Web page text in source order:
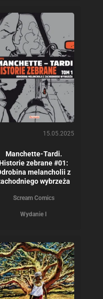
15.05.2025
Manchette-Tardi.
zebrane #01:
melancholii z
wybrzeża
Scream Comics
Wydanie I